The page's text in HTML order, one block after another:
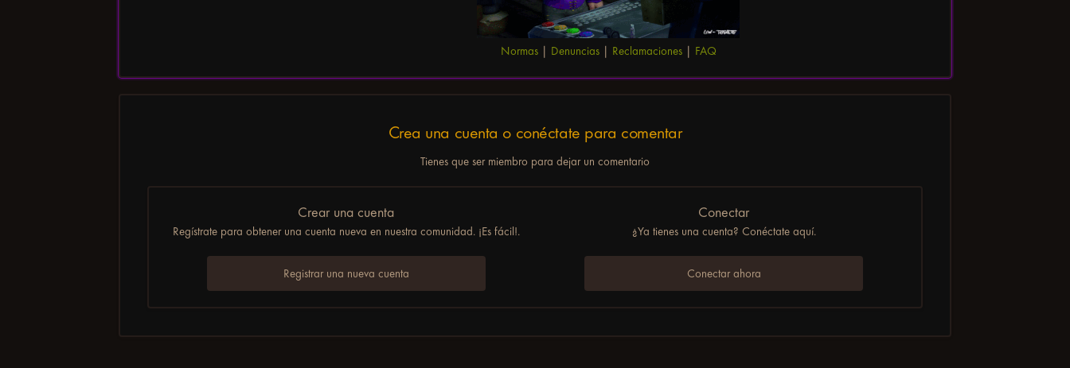
Normas| Denuncias| Reclamaciones| FAQ
Crea una cuenta o conéctate para comentar
Tienes que ser miembro para dejar un comentario
Crear una cuenta
Regístrate para obtener una cuenta nueva en nuestra comunidad. ¡Es fácil!.
Registrar una nueva cuenta
Conectar
¿Ya tienes una cuenta? Conéctate aquí.
Conectar ahora